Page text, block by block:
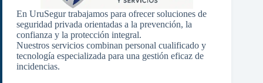
En UruSegur trabajamos para ofrecer soluciones de
seguridad privada orientadas a la prevención, la
confianza y la protección integral.
Nuestros servicios combinan personal cualificado y
tecnología especializada para una gestión eficaz de
incidencias.